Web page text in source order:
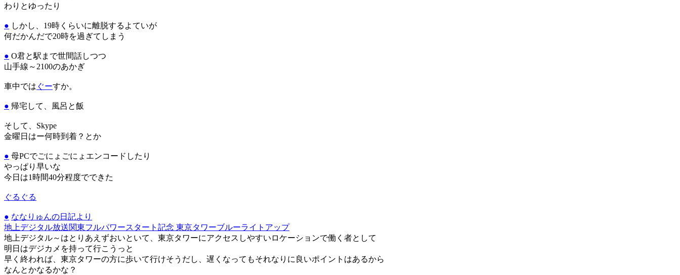
わりとゆったり
● しかし、19時くらいに離脱するよていが
何だかんだで20時を過ぎてしまう
● O君と駅まで世間話しつつ
山手線～2100のあかぎ
車中では ぐーすか。
● 帰宅して、風呂と飯
そして、Skype
金曜日はー何時到着？とか
● 母PCでごにょごにょエンコードしたり
やっぱり早いな
今日は1時間40分程度でできた
ぐるぐる
● ななりゅんの日記より
地上デジタル放送関東フルパワースタート記念 東京タワーブルーライトアップ
地上デジタル～はとりあえずおいといて、東京タワーにアクセスしやすいロケーションで働く者として
明日はデジカメを持って行こうっと
早く終われば、東京タワーの方に歩いて行けそうだし、遅くなってもそれなりに良いポイントはあるから
なんとかなるかな？